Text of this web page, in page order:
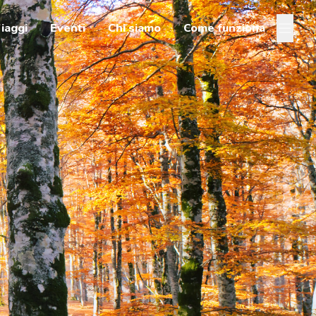
Eventi Chi siamo Come funziona